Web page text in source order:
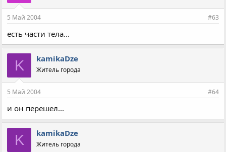
5 Май 2004 #63
есть части тела...
K kamikaDze
Житель города
5 Май 2004 #64
и он перешел...
K kamikaDze
Житель города